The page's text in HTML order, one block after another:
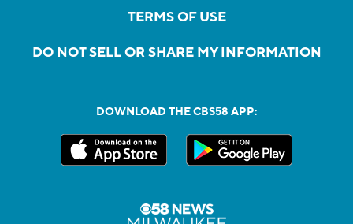
TERMS OF USE
DO NOT SELL OR SHARE MY INFORMATION
DOWNLOAD THE CBS58 APP: